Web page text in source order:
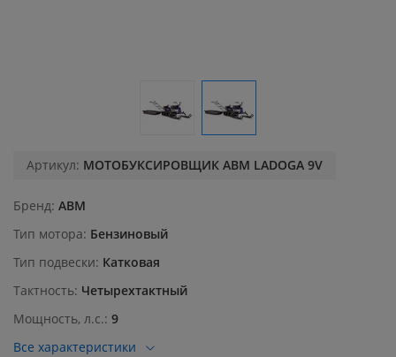
Артикул: МОТОБУКСИРОВЩИК АВМ LADOGA 9V
Бренд ABM
Тип мотора Бензиновый
Тип подвески Катковая
Тактность Четырехтактный
Мощность, л.с. 9
Все характеристики